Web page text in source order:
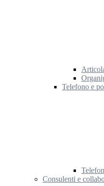
Telefono e
Consulenti e